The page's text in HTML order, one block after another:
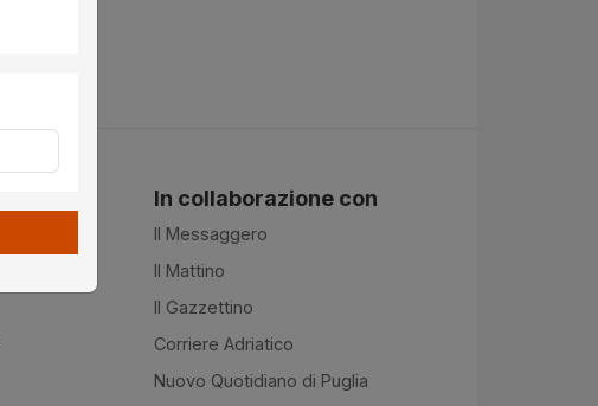
In collaborazione con
Il Messaggero
Il Mattino
Il Gazzettino
Corriere Adriatico
Nuovo Quotidiano di Puglia